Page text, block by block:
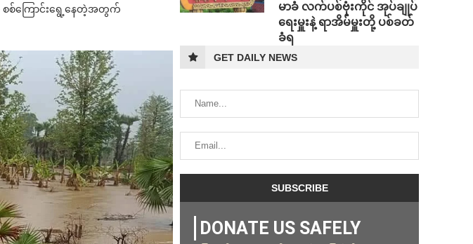
စစ်ကြောင်းရွေ့နေတဲ့အတွက်
မာခံ လက်ပစ်ဗုံးကိုင် အုပ်ချုပ်
ရေးမှူးနဲ့ ရာအိမ်မှူးတို့ ပစ်ခတ်
ခံရ
GET DAILY NEWS
DONATE US SAFELY